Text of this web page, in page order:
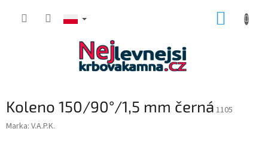
Koleno 150/90°/1,5 mm černá 1105
Marka: V.A.P.K.